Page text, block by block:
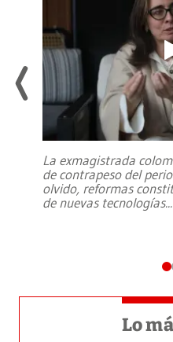
La exmagistrada
de contrapeso del
olvido, reformas
de nuevas tecnologías...
Lo